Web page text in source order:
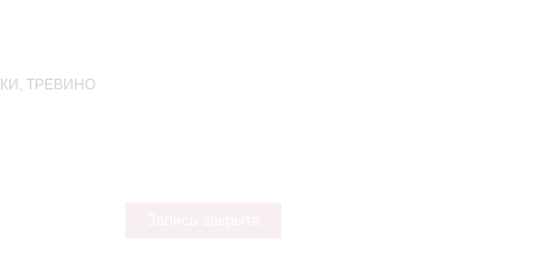
ТРЕВИНО